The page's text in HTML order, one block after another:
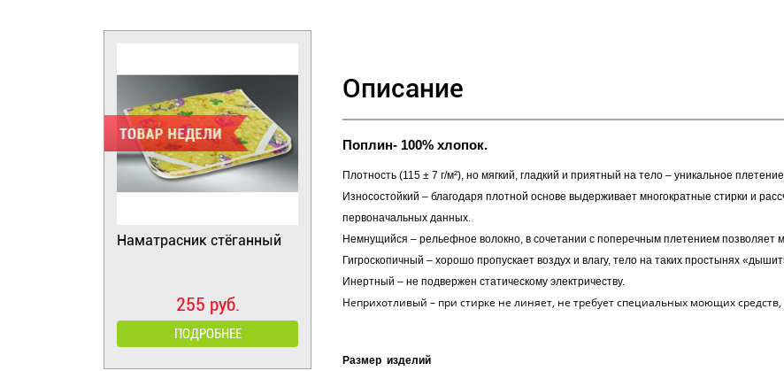
Наматрасник стёганный
255 руб.
ПОДРОБНЕЕ
Описание
Поплин- 100% хлопок.
Плотность (115 ± 7 г/м²), но мягкий, гладкий и приятный на тело – уникальное
Износостойкий – благодаря плотной основе выдерживает многократные стирки и
первоначальных данных.
Немнущийся – рельефное волокно, в сочетании с поперечным плетением позволяет
Гигроскопичный – хорошо пропускает воздух и влагу, тело на таких простынях
Инертный – не подвержен статическому электричеству.
Неприхотливый – при стирке не линяет, не требует специальных моющих средств,
Размер изделий